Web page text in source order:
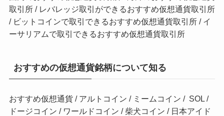
取引所/ レバレッジ取引ができるおすすめ仮想通貨取引所
/ ビットコインで取引できるおすすめ仮想通貨取引所/ イ
ーサリアムで取引できるおすすめ仮想通貨取引所
おすすめの仮想通貨銘柄について知る
おすすめ仮想通貨/ アルトコイン / ミームコイン / SOL /
ドージコイン / ワールドコイン / 柴犬コイン / 日本アイド